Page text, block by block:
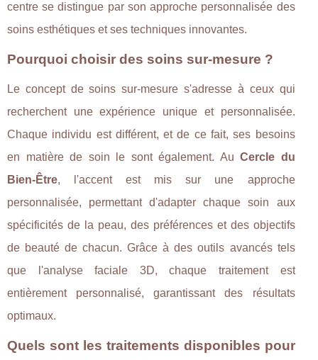
centre se distingue par son approche personnalisée des
soins esthétiques et ses techniques innovantes.
Pourquoi choisir des soins sur-mesure ?
Le concept de soins sur-mesure s'adresse à ceux qui
recherchent une expérience unique et personnalisée.
Chaque individu est différent, et de ce fait, ses besoins
en matière de soin le sont également. AuCercle du
Bien-Être, l'accent est mis sur une approche
personnalisée, permettant d'adapter chaque soin aux
spécificités de la peau, des préférences et des objectifs
de beauté de chacun. Grâce à des outils avancés tels
que l'analyse faciale 3D, chaque traitement est
entièrement personnalisé, garantissant des résultats
optimaux.
Quels sont les traitements disponibles pour